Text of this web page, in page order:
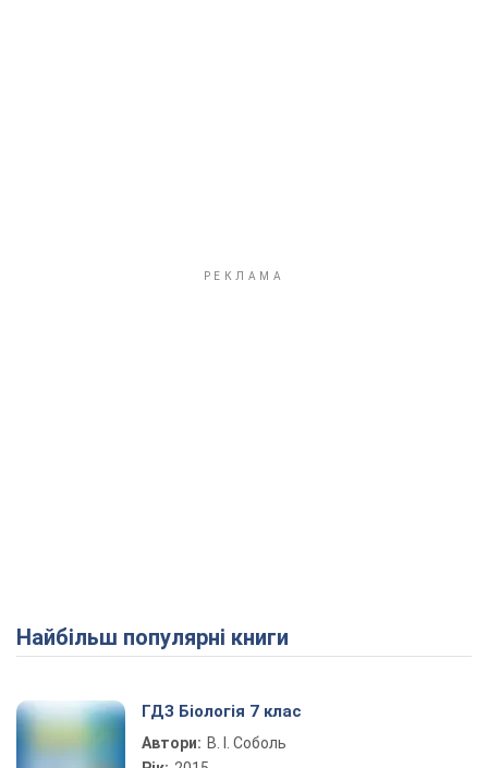
Найбільш популярні книги
ГДЗ Біологія 7 клас
Автори: В. І. Соболь